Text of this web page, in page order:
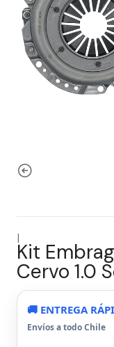
|
Kit
Cervo 1.0
🚚 ENTREGA
Envíos a todo Chile